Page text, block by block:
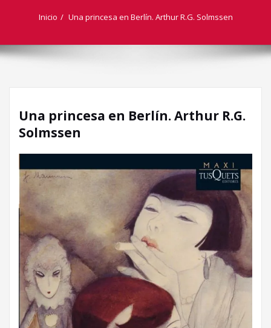
Inicio Una princesa en Berlín. Arthur R.G. Solmssen
Una princesa en Berlín. Arthur R.G.
Solmssen